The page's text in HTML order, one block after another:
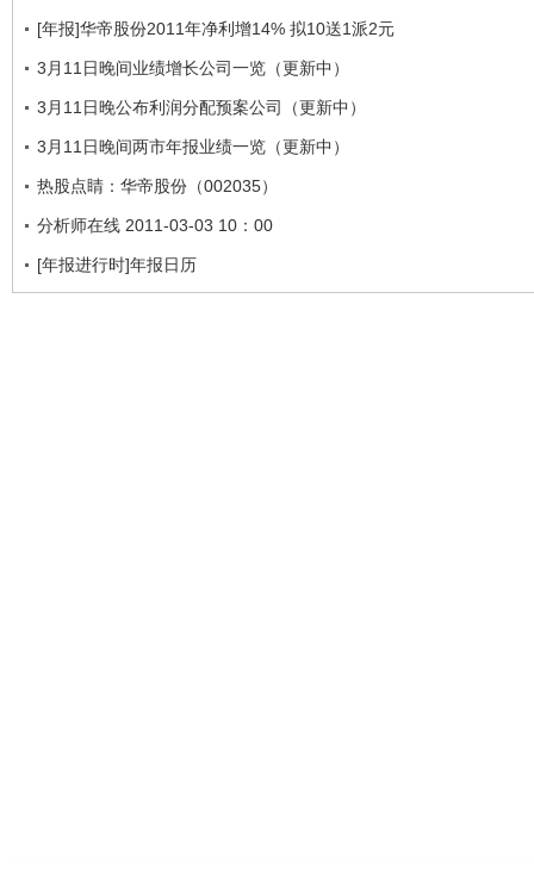
[年报]华帝股份2011年净利增14% 拟10送1派2元
3月11日晚间业绩增长公司一览（更新中）
3月11日晚公布利润分配预案公司（更新中）
3月11日晚间两市年报业绩一览（更新中）
热股点睛：华帝股份（002035）
分析师在线 2011-03-03 10：00
[年报进行时]年报日历